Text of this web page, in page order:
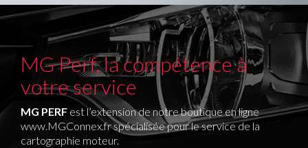
MG Perf, la compétence à
votre service
MG PERF est l’extension de notre boutique en ligne
www.MGConnex.frspécialisée pour le service de la
cartographie moteur.